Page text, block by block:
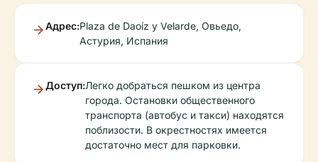
Адрес:Plaza de Daoíz y Velarde, Овьедо,
Астурия, Испания
Доступ:Легко добраться пешком из центра
города. Остановки общественного
транспорта (автобус и такси) находятся
поблизости. В окрестностях имеется
достаточно мест для парковки.